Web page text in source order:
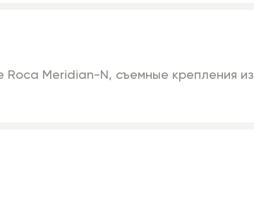
Meridian-N, съемные крепления из